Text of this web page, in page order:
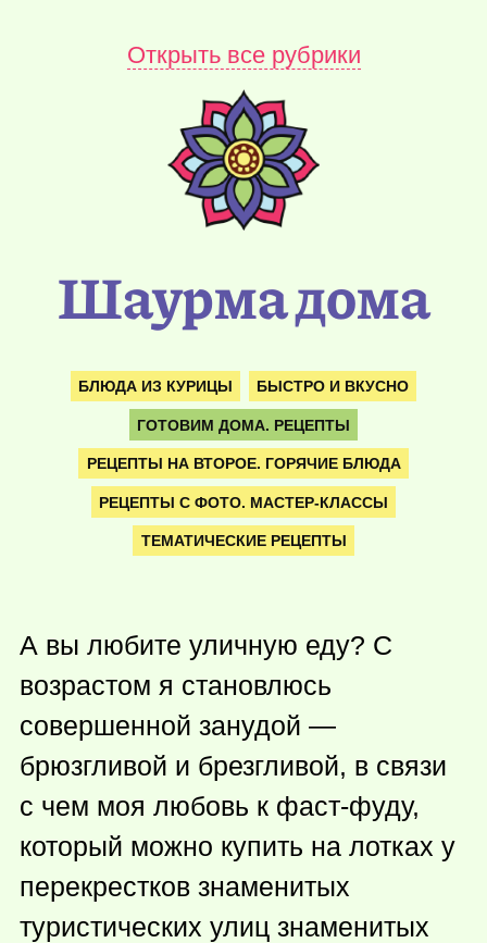
Открыть все рубрики
Шаурма дома
БЛЮДА ИЗ КУРИЦЫ БЫСТРО И ВКУСНО
ГОТОВИМ ДОМА. РЕЦЕПТЫ
РЕЦЕПТЫ НА ВТОРОЕ. ГОРЯЧИЕ БЛЮДА
РЕЦЕПТЫ С ФОТО. МАСТЕР-КЛАССЫ
ТЕМАТИЧЕСКИЕ РЕЦЕПТЫ
А вы любите уличную еду? С
возрастом я становлюсь
совершенной занудой —
брюзгливой и брезгливой, в связи
с чем моя любовь к фаст-фуду,
который можно купить на лотках у
перекрестков знаменитых
туристических улиц знаменитых